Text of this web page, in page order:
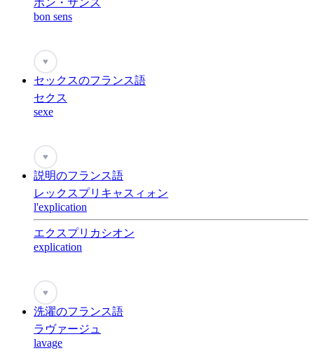
bon sens
♥
セックスのフランス語
セクス
sexe
♥
説明のフランス語
レックスプリキャスィォン
l'explication
エクスプリカシオン
explication
♥
洗濯のフランス語
ラヴァージュ
lavage